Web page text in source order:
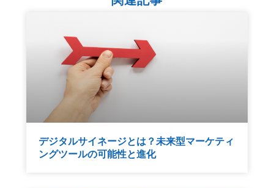
デジタルサイネージとは？未来型マーケティ
ングツールの可能性と進化